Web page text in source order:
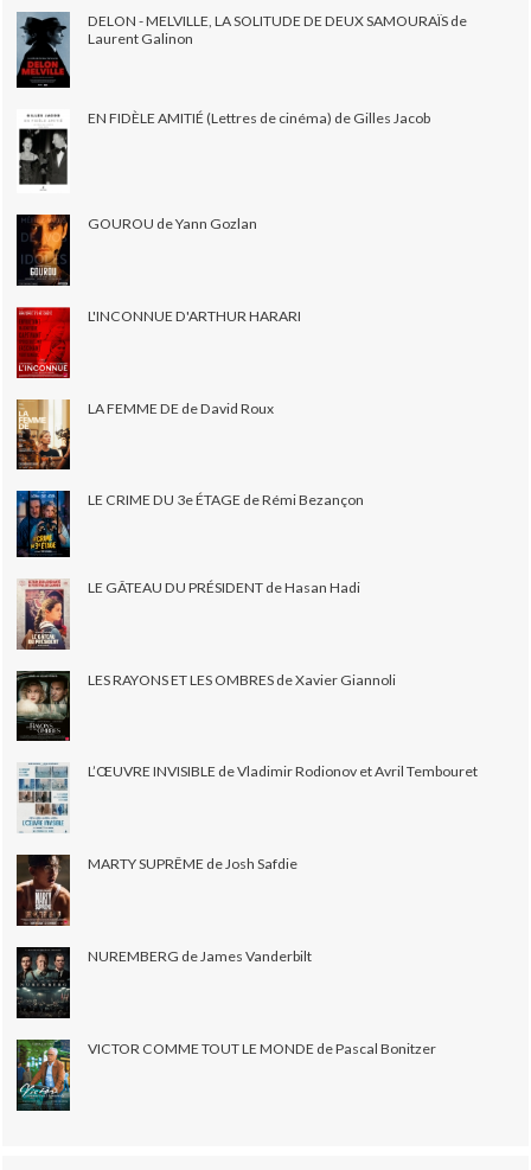
DELON - MELVILLE, LA SOLITUDE DE DEUX SAMOURAÏS de
Laurent Galinon
EN FIDÈLE AMITIÉ (Lettres de cinéma) de Gilles Jacob
GOUROU de Yann Gozlan
L'INCONNUE D'ARTHUR HARARI
LA FEMME DE de David Roux
LE CRIME DU 3e ÉTAGE de Rémi Bezançon
LE GÂTEAU DU PRÉSIDENT de Hasan Hadi
LES RAYONS ET LES OMBRES de Xavier Giannoli
L’ŒUVRE INVISIBLE de Vladimir Rodionov et Avril Tembouret
MARTY SUPRÊME de Josh Safdie
NUREMBERG de James Vanderbilt
VICTOR COMME TOUT LE MONDE de Pascal Bonitzer